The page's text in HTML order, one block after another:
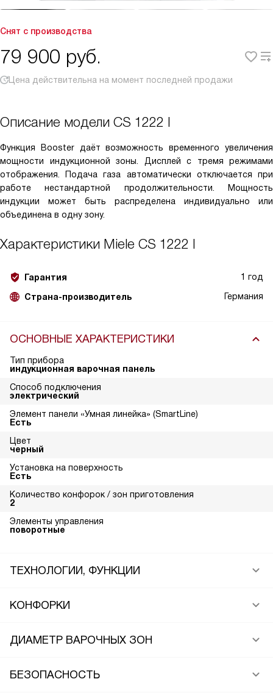
Снят с производства
79 900 руб.
Цена действительна на момент последней продажи
Описание модели CS 1222 I
Функция Booster даёт возможность временного увеличения
мощности индукционной зоны. Дисплей с тремя режимами
отображения. Подача газа автоматически отключается при
работе нестандартной продолжительности. Мощность
индукции может быть распределена индивидуально или
объединена в одну зону.
Характеристики Miele CS 1222 I
Гарантия 1 год
Страна-производитель Германия
ОСНОВНЫЕ ХАРАКТЕРИСТИКИ
Тип прибора
индукционная варочная панель
Способ подключения
электрический
Элемент панели «Умная линейка» (SmartLine)
Есть
Цвет
черный
Установка на поверхность
Есть
Количество конфорок / зон приготовления
2
Элементы управления
поворотные
ТЕХНОЛОГИИ, ФУНКЦИИ
КОНФОРКИ
ДИАМЕТР ВАРОЧНЫХ ЗОН
БЕЗОПАСНОСТЬ